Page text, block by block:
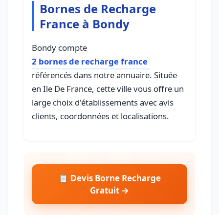
Bornes de Recharge
France à Bondy
Bondy compte
2 bornes de recharge france
référencés dans notre annuaire. Située
en Ile De France, cette ville vous offre un
large choix d'établissements avec avis
clients, coordonnées et localisations.
📋 Devis Borne Recharge
Gratuit →